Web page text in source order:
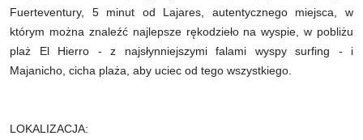
Fuerteventury, 5 minut od Lajares, autentycznego miejsca, w
którym można znaleźć najlepsze rękodzieło na wyspie, w pobliżu
plaż El Hierro - z najsłynniejszymi falami wyspy surfing - i
Majanicho, cicha plaża, aby uciec od tego wszystkiego.
LOKALIZACJA: